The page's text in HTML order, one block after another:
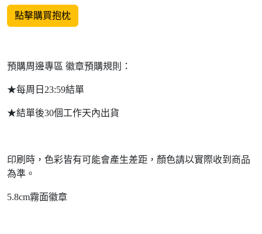
點擊購買抱枕
預購周邊專區 徽章預購規則：
★每周日23:59結單
★結單後30個工作天內出貨
印刷時，色彩皆有可能會產生差距，顏色請以實際收到商品
為準。
5.8cm霧面徽章